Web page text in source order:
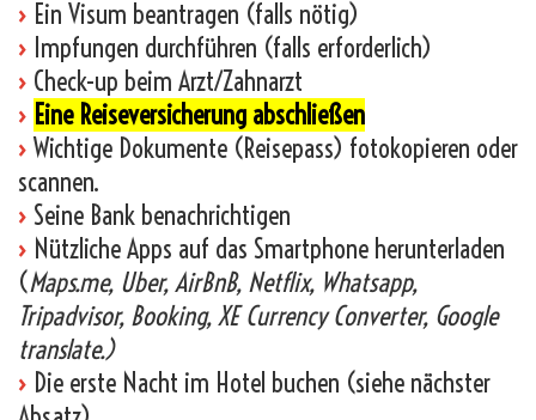
› Ein Visum beantragen (falls nötig)
› Impfungen durchführen (falls erforderlich)
› Check-up beim Arzt/Zahnarzt
› Eine Reiseversicherung abschließen
› Wichtige Dokumente (Reisepass) fotokopieren oder
scannen.
› Seine Bank benachrichtigen
› Nützliche Apps auf das Smartphone herunterladen
(Maps.me, Uber, AirBnB, Netflix, Whatsapp,
Tripadvisor, Booking, XE Currency Converter, Google
translate.)
› Die erste Nacht im Hotel buchen (siehe nächster